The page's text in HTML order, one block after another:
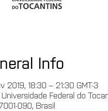
Info
2019, 18:30 – 21:30 GMT-3
Universidade Federal do
090, Brasil